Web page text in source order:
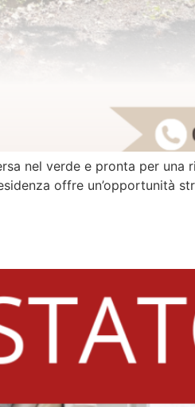
nel verde e pronta per una
offre un’opportunità